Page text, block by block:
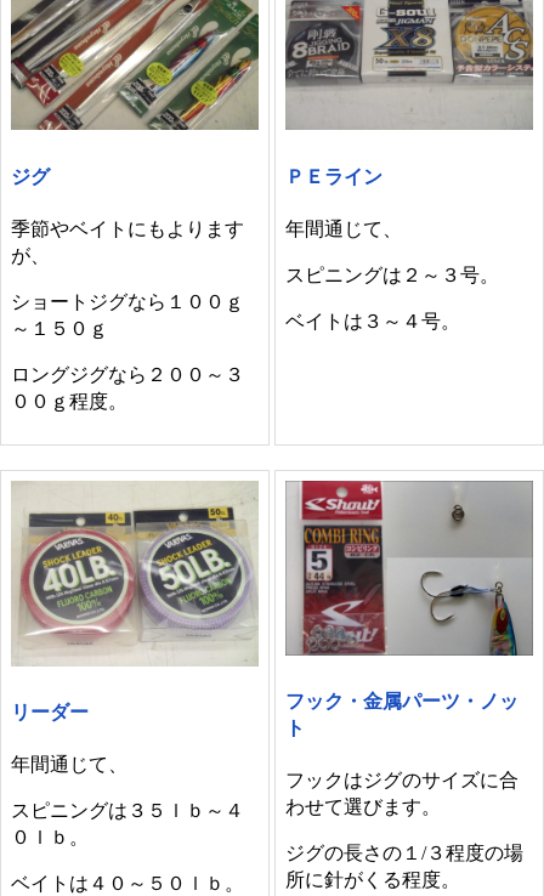
ジグ
季節やベイトにもよります
が、
ショートジグなら１００ｇ
～１５０ｇ
ロングジグなら２００～３
００ｇ程度。
ＰＥライン
年間通じて、
スピニングは２～３号。
ベイトは３～４号。
リーダー
年間通じて、
スピニングは３５ｌｂ～４
０ｌｂ。
ベイトは４０～５０ｌｂ。
フック・金属パーツ・ノッ
ト
フックはジグのサイズに合
わせて選びます。
ジグの長さの１/３程度の場
所に針がくる程度。